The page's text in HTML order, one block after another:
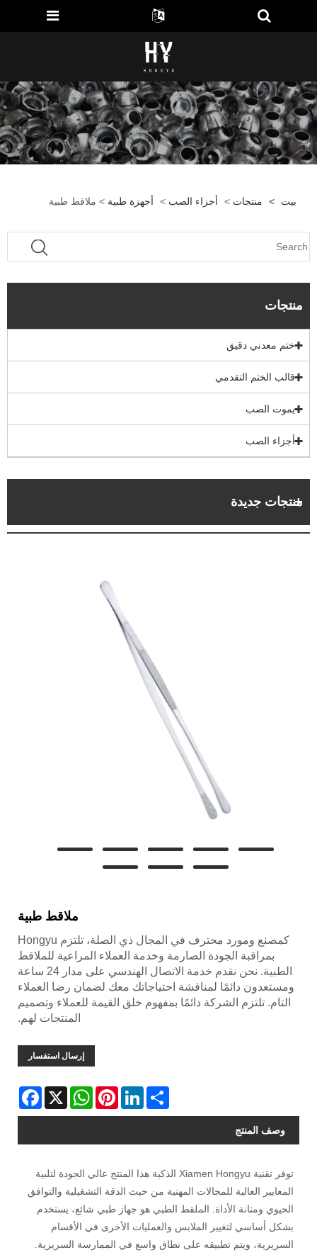
بيت > منتجات > أجزاء الصب > أجهزة طبية > ملاقط طبية
منتجات
ختم معدني دقيق
قالب الختم التقدمي
يموت الصب
أجزاء الصب
منتجات جديدة
ملاقط طبية
كمصنع ومورد محترف في المجال ذي الصلة، تلتزم Hongyu
بمراقبة الجودة الصارمة وخدمة العملاء المراعية للملاقط
الطبية. نحن نقدم خدمة الاتصال الهندسي على مدار 24 ساعة
ومستعدون دائمًا لمناقشة احتياجاتك معك لضمان رضا العملاء
التام. تلتزم الشركة دائمًا بمفهوم خلق القيمة للعملاء وتصميم
المنتجات لهم.
إرسال استفسار
X
WhatsAppPinterestLinkedInShare
وصف المنتج
توفر تقنية Xiamen Hongyu الذكية هذا المنتج عالي الجودة لتلبية
المعايير العالية للمجالات المهنية من حيث الدقة التشغيلية والتوافق
الحيوي ومتانة الأداة. الملقط الطبي هو جهاز طبي شائع، يستخدم
بشكل أساسي لتغيير الملابس والعمليات الأخرى في الأقسام
السريرية، ويتم تطبيقه على نطاق واسع في الممارسة السريرية.